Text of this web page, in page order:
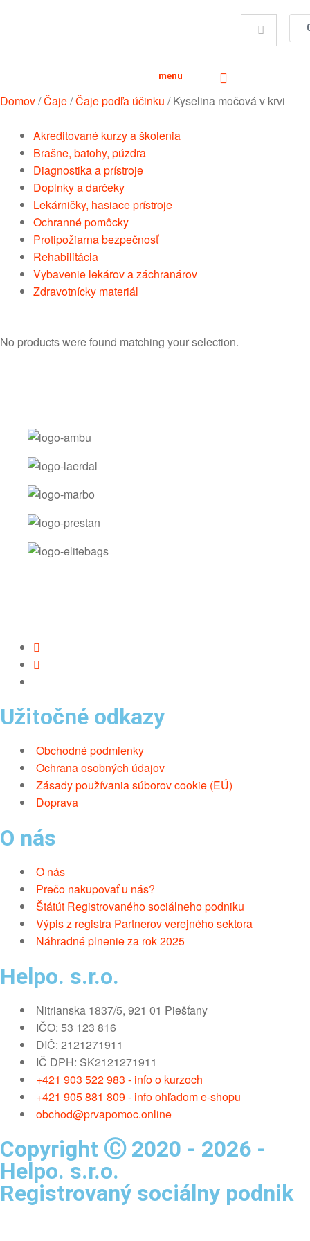
menu
Domov/Čaje/Čaje podľa účinku /Kyselina močová v krvi
Akreditované kurzy a školenia
Brašne, batohy, púzdra
Diagnostika a prístroje
Doplnky a darčeky
Lekárničky, hasiace prístroje
Ochranné pomôcky
Protipožiarna bezpečnosť
Rehabilitácia
Vybavenie lekárov a záchranárov
Zdravotnícky materiál
No products were found matching your selection.
Užitočné odkazy
Obchodné podmienky
Ochrana osobných údajov
Zásady používania súborov cookie (EÚ)
Doprava
O nás
O nás
Prečo nakupovať u nás?
Štátút Registrovaného sociálneho podniku
Výpis z registra Partnerov verejného sektora
Náhradné plnenie za rok 2025
Helpo. s.r.o.
Nitrianska 1837/5, 921 01 Piešťany
IČO: 53 123 816
DIČ: 2121271911
IČ DPH: SK2121271911
+421 903 522 983 - info o kurzoch
+421 905 881 809 - info ohľadom e-shopu
obchod@prvapomoc.online
Copyright Ⓒ 2020 - 2026 -
Helpo. s.r.o.
Registrovaný sociálny podnik